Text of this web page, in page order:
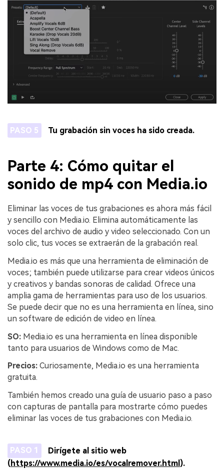
PASO 5 Tu grabación sin voces ha sido creada.
Parte 4: Cómo quitar el
sonido de mp4 con Media.io
Eliminar las voces de tus grabaciones es ahora más fácil
y sencillo con Media.io. Elimina automáticamente las
voces del archivo de audio y video seleccionado. Con un
solo clic, tus voces se extraerán de la grabación real.
Media.io es más que una herramienta de eliminación de
voces; también puede utilizarse para crear videos únicos
y creativos y bandas sonoras de calidad. Ofrece una
amplia gama de herramientas para uso de los usuarios.
Se puede decir que no es una herramienta en línea, sino
un software de edición de video en línea.
SO: Media.io es una herramienta en línea disponible
tanto para usuarios de Windows como de Mac.
Precios: Curiosamente, Media.io es una herramienta
gratuita.
También hemos creado una guía de usuario paso a paso
con capturas de pantalla para mostrarte cómo puedes
eliminar las voces de tus grabaciones con Media.io.
PASO 1
Dirígete al sitio web
( https://www.media.io/es/vocalremover.html ).